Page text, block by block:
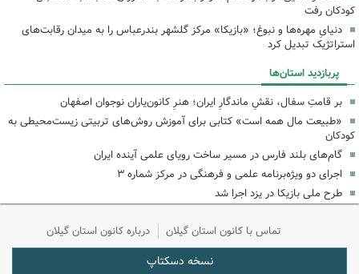
کودکان رفت
دنیایِ مهره‌ها و نبوغ؛ «بازیکا» مرکز گلشهر بندرعباس را به میدان رقابت‌های
استراتژیک تبدیل کرد
پربازدید استان‌ها
بر قامتِ سفال، نقشِ ماندگارِ ایران؛ هنرِ کانون‌یاران نوجوان اصفهان
«طبیعت مال همه است» کتابی برای آموزش روش‌های تربیتی زیست‌محیطی به
کودکان
گام‌های بلند فارس در مسیر ساخت رویای علمی آینده ایران
اجرای دو ویژه‌برنامه علمی و فرهنگی در مرکز شماره ۳
طرح ملی بازیکا در یزد اجرا شد
تماس با کانون استان گیلان درباره کانون استان گیلان
نسخه دسکتاپ